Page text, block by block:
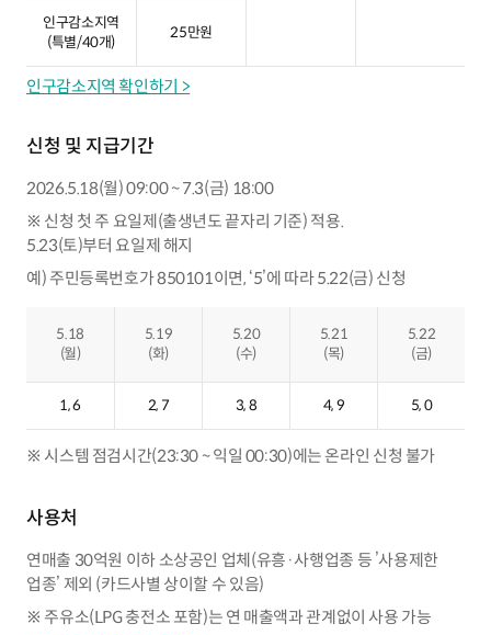
인구감소지역
(특별/40개)
25만원
인구감소지역 확인하기 >
신청 및 지급기간
2026.5.18(월) 09:00 ~ 7.3(금) 18:00
※ 신청 첫 주 요일제(출생년도 끝자리 기준) 적용.
5.23(토)부터 요일제 해지
예) 주민등록번호가 850101이면, ‘5’에 따라 5.22(금) 신청
5.18
(월)
5.19
(화)
5.20
(수)
5.21
(목)
5.22
(금)
1, 6 2, 7 3, 8 4, 9 5, 0
※ 시스템 점검시간(23:30 ~ 익일 00:30)에는 온라인 신청 불가
사용처
연매출 30억원 이하 소상공인 업체(유흥·사행업종 등 ’사용제한
업종’ 제외 (카드사별 상이할 수 있음)
※ 주유소(LPG 충전소 포함)는 연 매출액과 관계없이 사용 가능